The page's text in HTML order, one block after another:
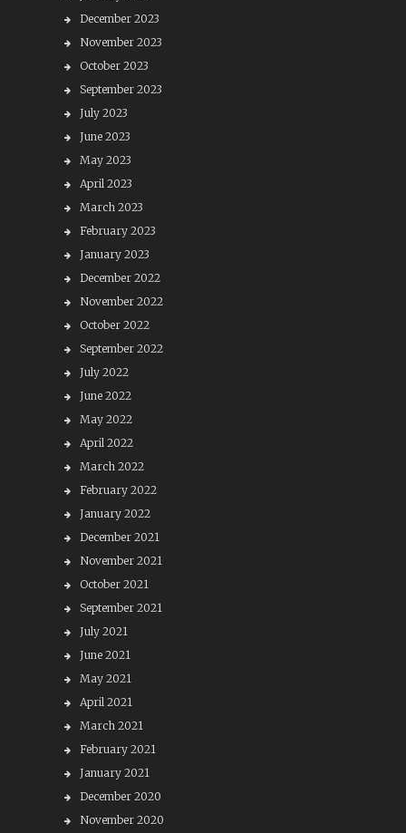
December 2023
November 2023
October 2023
September 2023
July 2023
June 2023
May 2023
April 2023
March 2023
February 2023
January 2023
December 2022
November 2022
October 2022
September 2022
July 2022
June 2022
May 2022
April 2022
March 2022
February 2022
January 2022
December 2021
November 2021
October 2021
September 2021
July 2021
June 2021
May 2021
April 2021
March 2021
February 2021
January 2021
December 2020
November 2020